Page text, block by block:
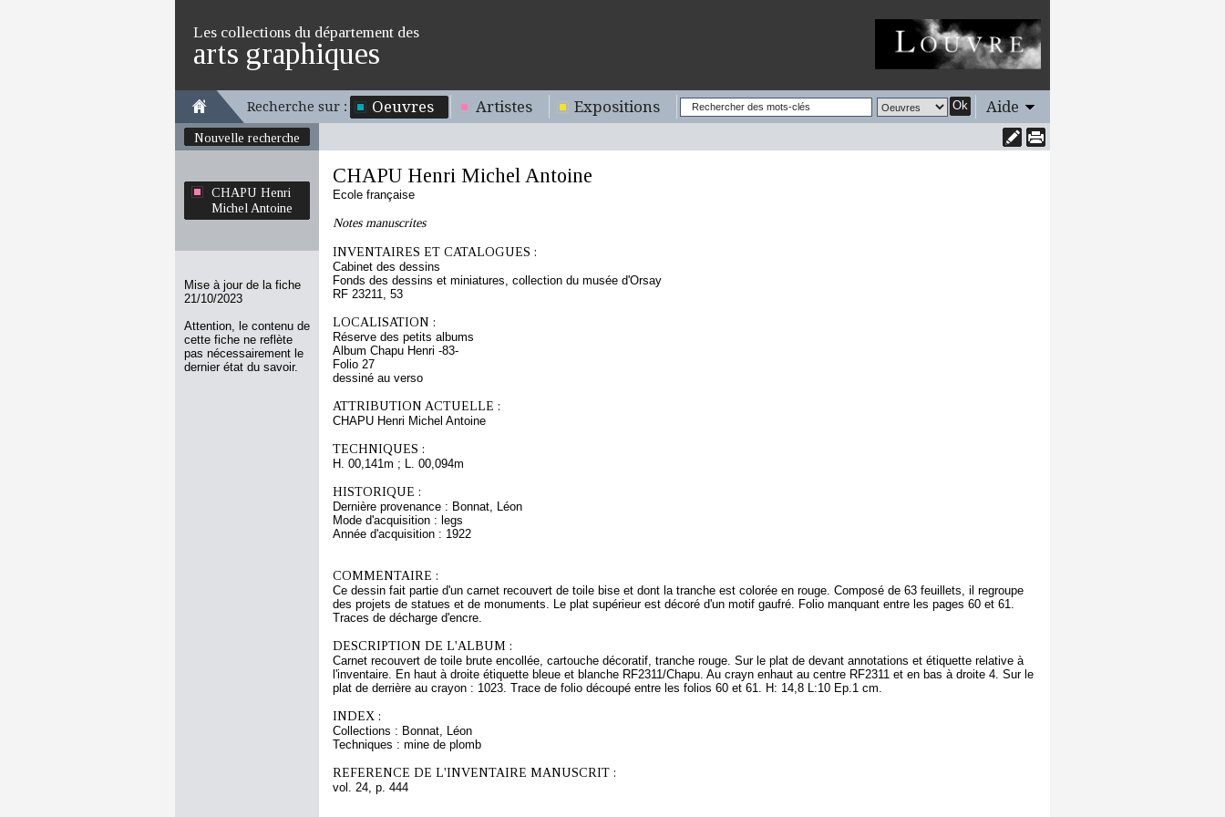
Les collections du département des
arts graphiques
Recherche sur : Oeuvres Artistes Expositions Ok Aide
Nouvelle recherche
CHAPU Henri
Michel Antoine
Mise à jour de la fiche
21/10/2023
Attention, le contenu de
cette fiche ne reflète
pas nécessairement le
dernier état du savoir.
CHAPU Henri Michel Antoine
Ecole française
Notes manuscrites
INVENTAIRES ET CATALOGUES :
Cabinet des dessins
Fonds des dessins et miniatures, collection du musée d'Orsay
RF 23211, 53
LOCALISATION :
Réserve des petits albums
Album Chapu Henri -83-
Folio 27
dessiné au verso
ATTRIBUTION ACTUELLE :
CHAPU Henri Michel Antoine
TECHNIQUES :
H. 00,141m ; L. 00,094m
HISTORIQUE :
Dernière provenance : Bonnat, Léon
Mode d'acquisition : legs
Année d'acquisition : 1922
COMMENTAIRE :
Ce dessin fait partie d'un carnet recouvert de toile bise et dont la tranche est colorée en rouge. Composé de 63 feuillets, il regroupe
des projets de statues et de monuments. Le plat supérieur est décoré d'un motif gaufré. Folio manquant entre les pages 60 et 61.
Traces de décharge d'encre.
DESCRIPTION DE L'ALBUM :
Carnet recouvert de toile brute encollée, cartouche décoratif, tranche rouge. Sur le plat de devant annotations et étiquette relative à
l'inventaire. En haut à droite étiquette bleue et blanche RF2311/Chapu. Au crayn enhaut au centre RF2311 et en bas à droite 4. Sur le
plat de derrière au crayon : 1023. Trace de folio découpé entre les folios 60 et 61. H: 14,8 L:10 Ep.1 cm.
INDEX :
Collections : Bonnat, Léon
Techniques : mine de plomb
REFERENCE DE L'INVENTAIRE MANUSCRIT :
vol. 24, p. 444